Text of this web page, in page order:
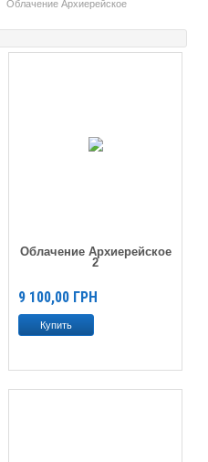
Облачение Архиерейское
Облачение Архиерейское
2
9 100,00 ГРН